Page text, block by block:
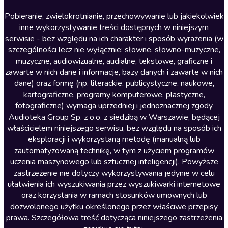
Literatura anglojęzyczna
Literatura faktu
Literatura obyczajowa
Literatura piękna obca
Literatura piękna polska
Nagrania relaksacyjne
Nauka języków
Nauki humanistyczne
Podcasty i audycje
Polityka
Prasa
Religia
Romans
Pobieranie, zwielokrotnianie, przechowywanie lub jakiekolwiek
inne wykorzystywanie treści dostępnych w niniejszym
serwisie - bez względu na ich charakter i sposób wyrażenia (w
szczególności lecz nie wyłącznie: słowne, słowno-muzyczne,
muzyczne, audiowizualne, audialne, tekstowe, graficzne i
zawarte w nich dane i informacje, bazy danych i zawarte w nich
dane) oraz formę (np. literackie, publicystyczne, naukowe,
kartograficzne, programy komputerowe, plastyczne,
fotograficzne) wymaga uprzedniej i jednoznacznej zgody
Audioteka Group Sp. z o.o. z siedzibą w Warszawie, będącej
właścicielem niniejszego serwisu, bez względu na sposób ich
eksploracji i wykorzystaną metodę (manualną lub
zautomatyzowaną technikę, w tym z użyciem programów
uczenia maszynowego lub sztucznej inteligencji). Powyższe
zastrzeżenie nie dotyczy wykorzystywania jedynie w celu
ułatwienia ich wyszukiwania przez wyszukiwarki internetowe
oraz korzystania w ramach stosunków umownych lub
dozwolonego użytku określonego przez właściwe przepisy
prawa. Szczegółowa treść dotycząca niniejszego zastrzeżenia